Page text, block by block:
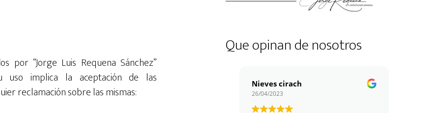
por “Jorge Luis Requena Sánchez”
uso implica la aceptación de las
reclamación sobre las mismas:
Que opinan de nosotros
Nieves cirach
26/04/2023